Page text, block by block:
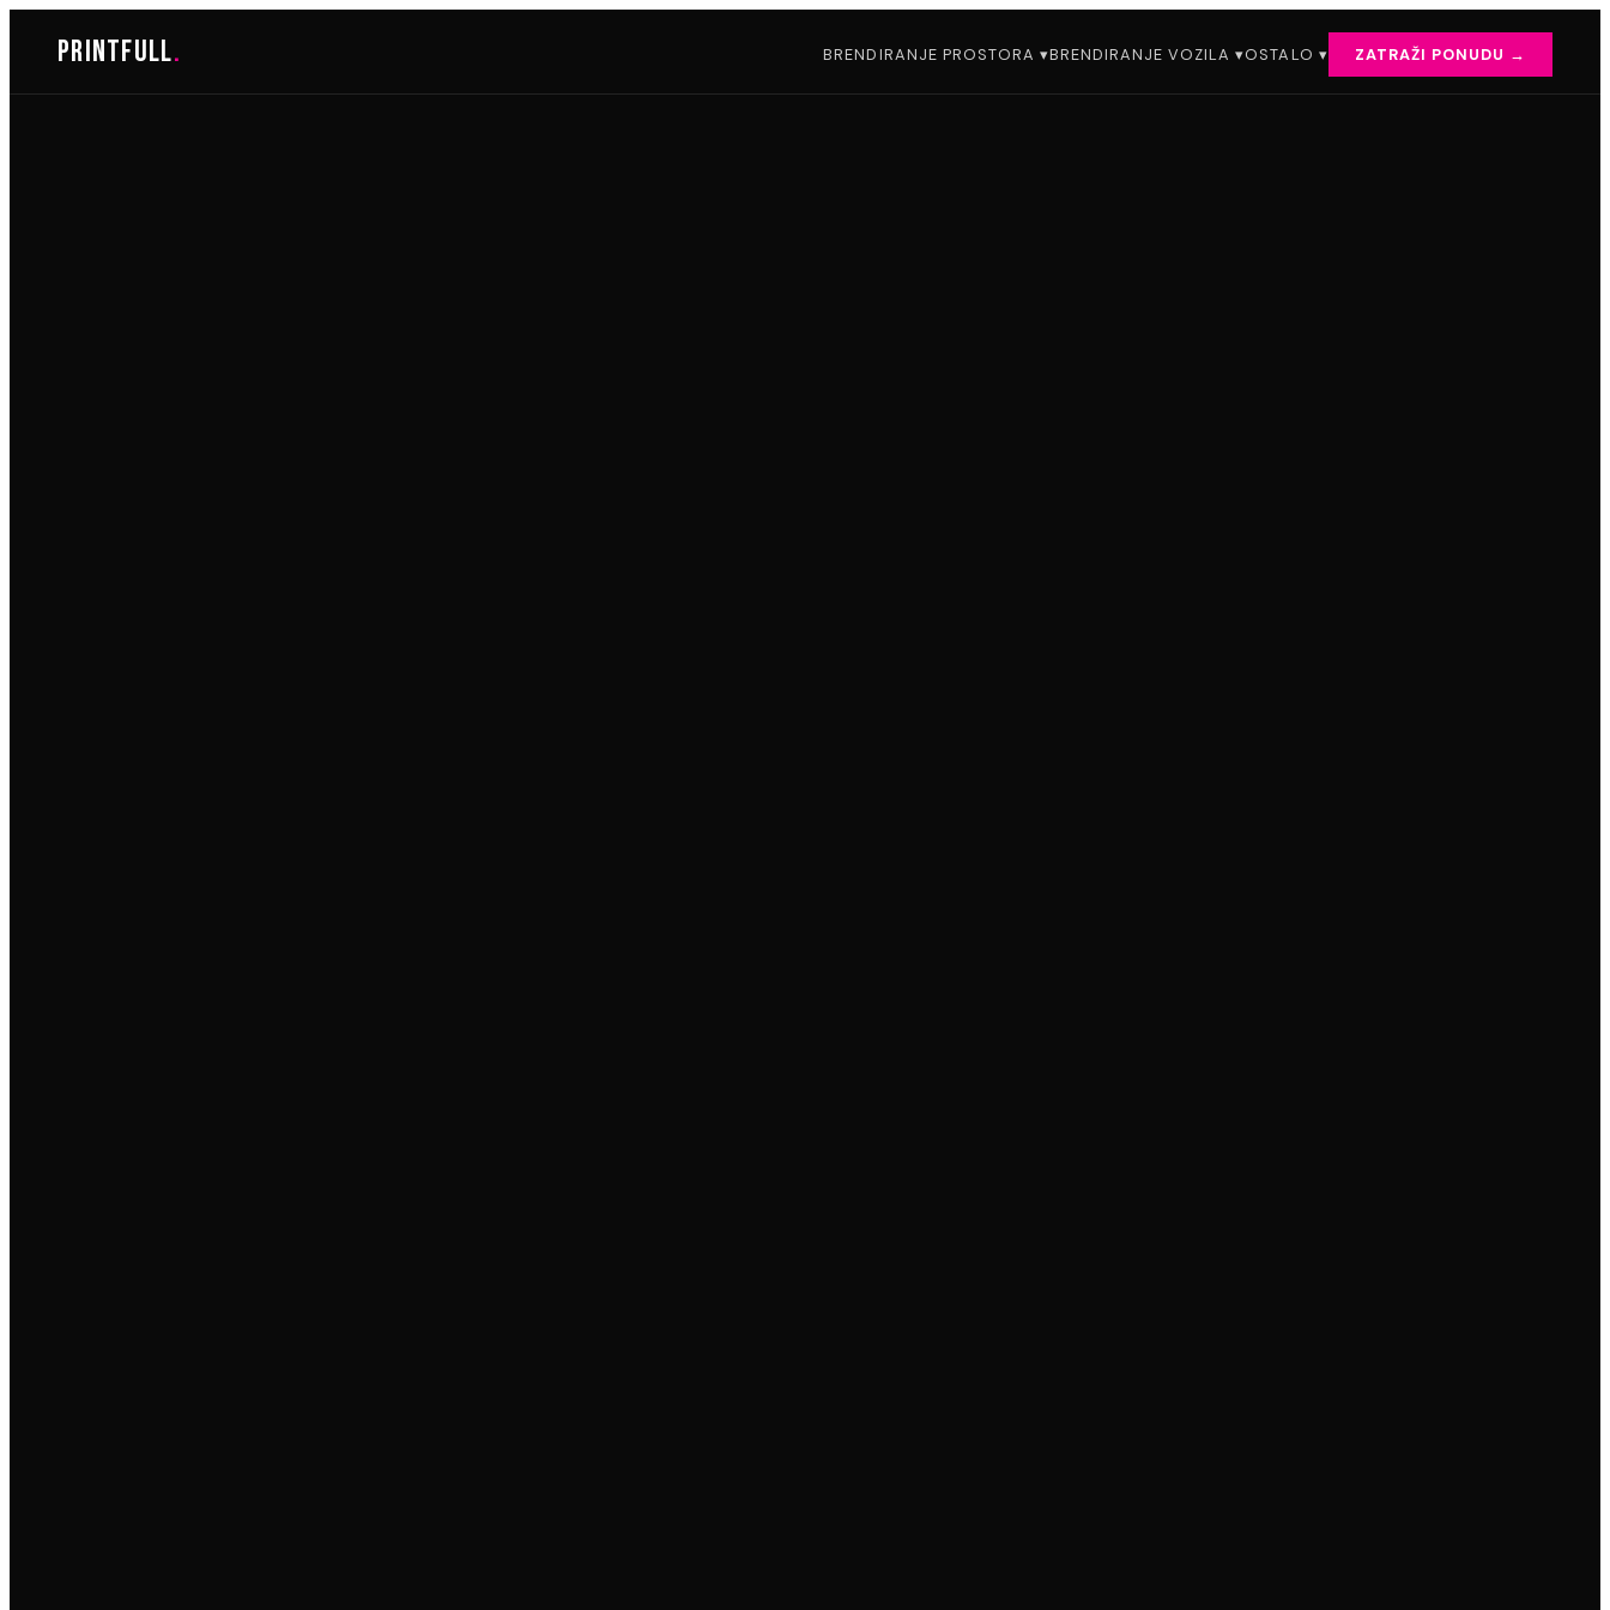
sadržaja
printfull. BRENDIRANJE PROSTORA ▾BRENDIRANJE VOZILA ▾OSTALO ▾ ZATRAŽI PONUDU →